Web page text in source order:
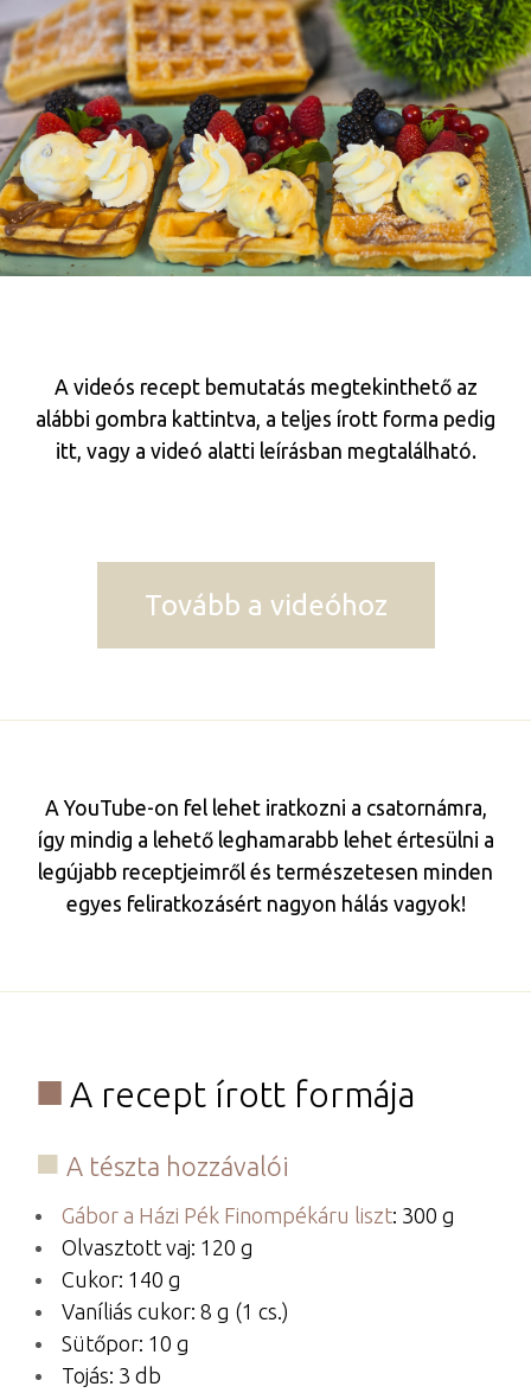
A videós recept bemutatás megtekinthető az
alábbi gombra kattintva, a teljes írott forma pedig
itt, vagy a videó alatti leírásban megtalálható.
Tovább a videóhoz
A YouTube-on fel lehet iratkozni a csatornámra,
így mindig a lehető leghamarabb lehet értesülni a
legújabb receptjeimről és természetesen minden
egyes feliratkozásért nagyon hálás vagyok!
A recept írott formája​
​A tészta hozzávalói
Gábor a Házi Pék Finompékáru liszt: 300 g
Olvasztott vaj: 120 g
Cukor: 140 g
Vaníliás cukor: 8 g (1 cs.)
Sütőpor: 10 g
Tojás: 3 db